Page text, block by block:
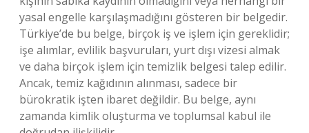
yasal engelle karşılaşmadığını gösteren bir belgedir.
Türkiye’de bu belge, birçok iş ve işlem için gereklidir;
işe alımlar, evlilik başvuruları, yurt dışı vizesi almak
ve daha birçok işlem için temizlik belgesi talep edilir.
Ancak, temiz kağıdının alınması, sadece bir
bürokratik işten ibaret değildir. Bu belge, aynı
zamanda kimlik oluşturma ve toplumsal kabul ile